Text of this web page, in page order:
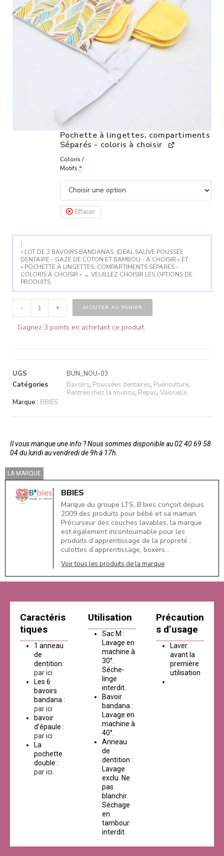
Pochette à lingettes, compartiments
Séparés - coloris à choisir
Coloris /
Motifs *
Effacer
« LOT DE 2 BAVOIRS BANDANAS, IDÉAL SALIVE POUSSÉE
DENTAIRE - GAZE DE COTON ET BAMBOU - A CHOISIR » ET
« POCHETTE À LINGETTES, COMPARTIMENTS SÉPARÉS -
COLORIS À CHOISIR » → VEUILLEZ CHOISIR LES OPTIONS DE
PRODUITS.
- + AJOUTER AU PANIER
Gagnez 3 points en achetant ce produit.
UGS
BUN_NOU-03
Catégories
Bavoirs, Poussées dentaires, Puériculture,
Rentrée chez la nounou, Repas, Vaisselle
Marque : BBIES
Il vous manque une info ? Nous sommes disponible au 02 40 69 58
04 du lundi au vendredi de 9h à 17h.
LA MARQUE
BBIES
Marque du groupe LTS, B’bies conçoit depuis
2009 des produits pour bébé et sa maman.
Précurseur des couches lavables, la marque
est également incontournable pour les
produits d’apprentissage de la propreté :
culottes d’apprentissage, boxers…
Voir tous les produits de la marque
Caractéris
tiques
1 anneau
de
dentition:
par ici
Les 6
bavoirs
bandana :
par ici
bavoir
d’épaule :
par ici
La
pochette
double :
par ici
Utilisation
Sac M :
Lavage en
machine à
30°.
Séche-
linge
interdit.
Bavoir
bandana :
Lavage en
machine à
40°.
Anneau
de
dentition :
Lavage
exclu. Ne
pas
blanchir.
Séchage
en
tambour
interdit.
Précaution
s d’usage
Laver
avant la
première
utilisation